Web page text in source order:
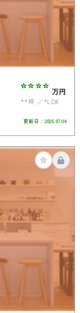
**** 万円
**坪
*LDK
更新日： 2026.07.04